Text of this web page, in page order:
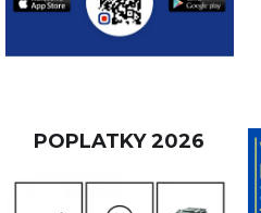
POPLATKY 2026